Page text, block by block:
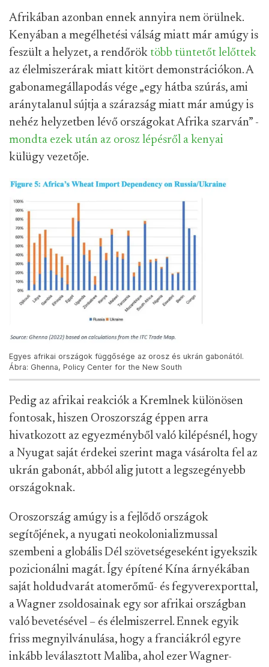
Afrikában azonban ennek annyira nem örülnek.
Kenyában a megélhetési válság miatt már amúgy is
feszült a helyzet, a rendőrök több tüntetőt lelőttek
az élelmiszerárak miatt kitört demonstrációkon. A
gabonamegállapodás vége „egy hátba szúrás, ami
aránytalanul sújtja a szárazság miatt már amúgy is
nehéz helyzetben lévő országokat Afrika szarván” -
mondta ezek után az orosz lépésről a kenyai
külügy vezetője.
Egyes afrikai országok függősége az orosz és ukrán gabonától.
Ábra: Ghenna, Policy Center for the New South
Pedig az afrikai reakciók a Kremlnek különösen
fontosak, hiszen Oroszország éppen arra
hivatkozott az egyezményből való kilépésnél, hogy
a Nyugat saját érdekei szerint maga vásárolta fel az
ukrán gabonát, abból alig jutott a legszegényebb
országoknak.
Oroszország amúgy is a fejlődő országok
segítőjének, a nyugati neokolonializmussal
szembeni a globális Dél szövetségeseként igyekszik
pozicionálni magát. Így építené Kína árnyékában
saját holdudvarát atomerőmű- és fegyverexporttal,
a Wagner zsoldosainak egy sor afrikai országban
való bevetésével – és élelmiszerrel. Ennek egyik
friss megnyilvánulása, hogy a franciákról egyre
inkább leválasztott Maliba, ahol ezer Wagner-